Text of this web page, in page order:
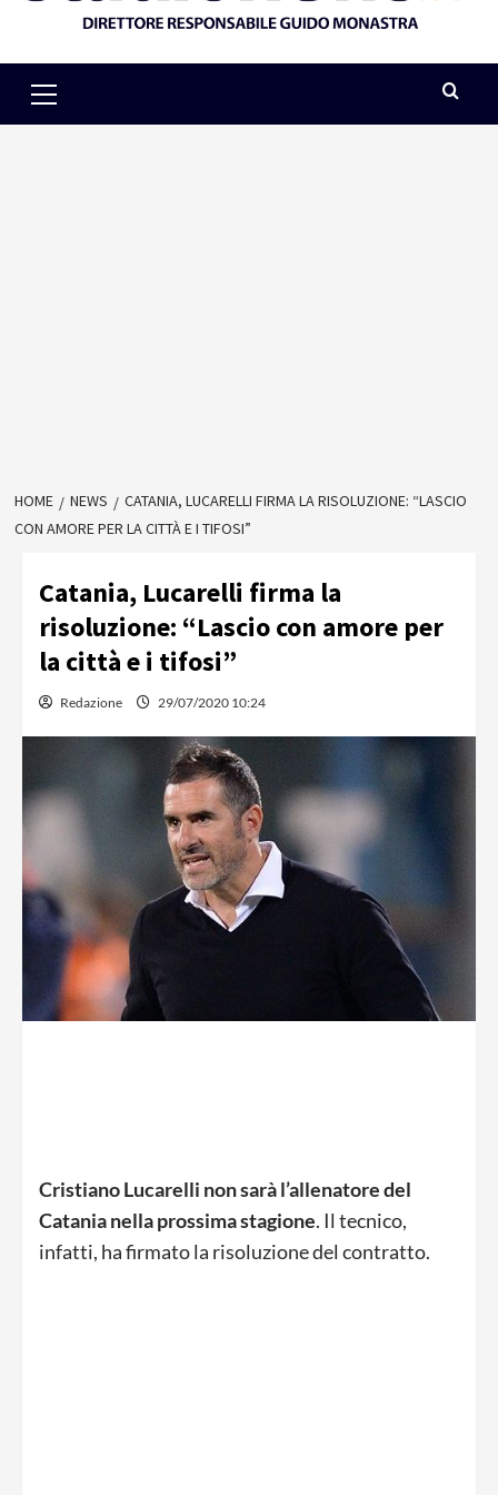
Menu
HOME NEWS
CATANIA, LUCARELLI FIRMA LA RISOLUZIONE: “LASCIO
CON AMORE PER LA CITTÀ E I TIFOSI”
Catania, Lucarelli firma la
risoluzione: “Lascio con amore per
la città e i tifosi”
Redazione 29/07/2020 10:24
Cristiano Lucarelli non sarà l’allenatore del
Catania nella prossima stagione. Il tecnico,
infatti, ha firmato la risoluzione del contratto.